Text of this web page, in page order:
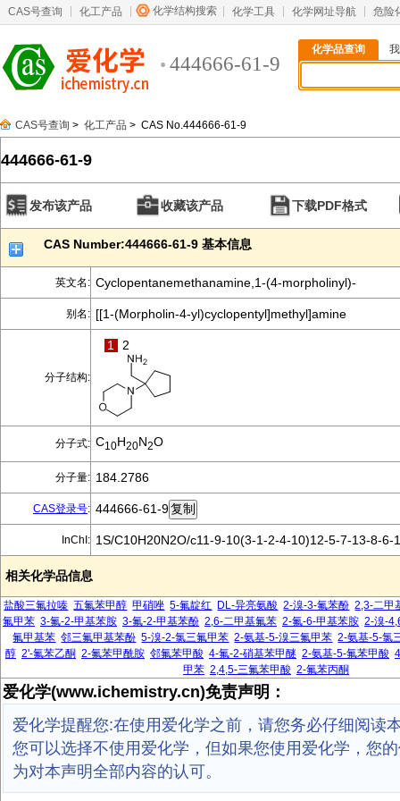
CAS号查询 化工产品 化学结构搜索 化学工具 化学网址导航 危险
444666-61-9
化学品查询
CAS号查询 > 化工产品 > CAS No.444666-61-9
444666-61-9
发布该产品 收藏该产品 下载PDF格式
CAS Number:444666-61-9 基本信息
英文名: Cyclopentanemethanamine,1-(4-morpholinyl)-
别名: [[1-(Morpholin-4-yl)cyclopentyl]methyl]amine
分子结构:
1 2
分子式: C10H20N2O
分子量: 184.2786
CAS登录号: 444666-61-9
InChI: 1S/C10H20N2O/c11-9-10(3-1-2-4-10)12-5-7-13-8-6-
相关化学品信息
盐酸三氟拉嗪 五氟苯甲醇 甲硝唑 5-氟靛红 DL-异亮氨酸 2-溴-3-氟苯酚 2,3-二甲
氟甲苯 3-氟-2-甲基苯胺 3-氟-2-甲基苯酚 2,6-二甲基氟苯 2-氟-6-甲基苯胺 2-溴-
氟甲基苯 邻三氟甲基苯酚 5-溴-2-氯三氟甲苯 2-氨基-5-溴三氟甲苯 2-氨基-5-氯
醇 2'-氟苯乙酮 2-氟苯甲酰胺 邻氟苯甲酸 4-氟-2-硝基苯甲醚 2-氨基-5-氟苯甲酸
甲苯 2,4,5-三氟苯甲酸 2-氟苯丙酮
爱化学(www.ichemistry.cn)免责声明：
爱化学提醒您:在使用爱化学之前，请您务必仔细阅读
您可以选择不使用爱化学，但如果您使用爱化学，您
为对本声明全部内容的认可。